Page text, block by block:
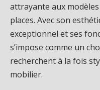
attrayante aux
places. Avec son
exceptionnel et ses
s’impose comme un
recherchent à la fois
mobilier.